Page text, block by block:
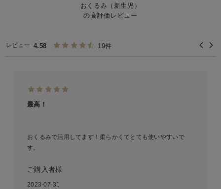
おくるみ（新生児）
の高評価レビュー
レビュー 4.58 19件
最高！
おくるみで活用してます！柔らかくてとても使いやすいで
す。
ご購入者様
2023-07-31